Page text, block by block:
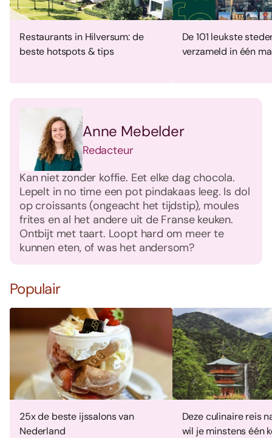
Restaurants in Hilversum: de
beste hotspots & tips
De 101 leukste
verzameld in één
Anne Mebelder
Redacteur
Kan niet zonder koffie. Eet elke dag chocola.
Lepelt in no time een pot pindakaas leeg. Is dol
op croissants (ongeacht het tijdstip), moules
frites en al het andere uit de Franse keuken.
Ontbijt met taart. Loopt hard om meer te
kunnen eten, of was het andersom?
Populair
25x de beste ijssalons van
Nederland
Deze culinaire reis
wil je minstens één